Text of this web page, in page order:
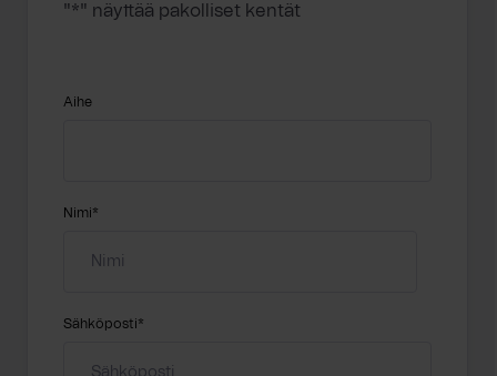
"*" näyttää pakolliset kentät
Aihe
Nimi*
Sähköposti*